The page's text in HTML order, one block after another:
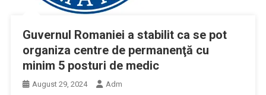
Guvernul Romaniei a stabilit ca se pot
organiza centre de permanenţă cu
minim 5 posturi de medic
August 29, 2024 Adm